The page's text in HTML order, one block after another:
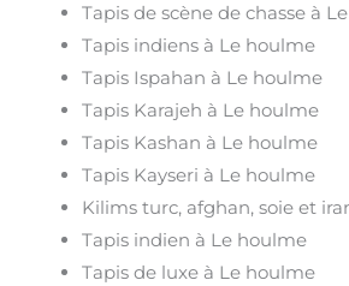
Tapis de scène de chasse à
Tapis indiens à Le houlme
Tapis Ispahan à Le houlme
Tapis Karajeh à Le houlme
Tapis Kashan à Le houlme
Tapis Kayseri à Le houlme
Kilims turc, afghan, soie et
Tapis indien à Le houlme
Tapis de luxe à Le houlme